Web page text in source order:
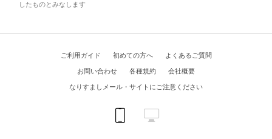
したものとみなします
ご利用ガイド 初めての方へ よくあるご質問
お問い合わせ 各種規約 会社概要
なりすましメール・サイトにご注意ください